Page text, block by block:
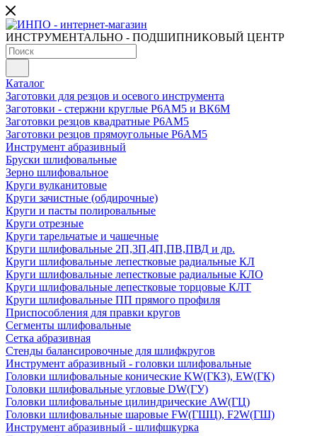
ИНСТРУМЕНТАЛЬНО - ПОДШИПНИКОВЫЙ ЦЕНТР
Каталог
Заготовки для резцов и осевого инструмента
Заготовки - стержни круглые Р6АМ5 и ВК6М
Заготовки резцов квадратные Р6АМ5
Заготовки резцов прямоугольные Р6АМ5
Инструмент абразивный
Бруски шлифовальные
Зерно шлифовальное
Круги вулканитовые
Круги зачистные (обдирочные)
Круги и пасты полировальные
Круги отрезные
Круги тарельчатые и чашечные
Круги шлифовальные 2П,3П,4П,ПВ,ПВД и др.
Круги шлифовальные лепестковые радиальные КЛ
Круги шлифовальные лепестковые радиальные КЛО
Круги шлифовальные лепестковые торцовые КЛТ
Круги шлифовальные ПП прямого профиля
Приспособления для правки кругов
Сегменты шлифовальные
Сетка абразивная
Стенды балансировочные для шлифкругов
Инструмент абразивный - головки шлифовальные
Головки шлифовальные конические KW(ГКЗ), EW(ГК)
Головки шлифовальные угловые DW(ГУ)
Головки шлифовальные цилиндрические AW(ГЦ)
Головки шлифовальные шаровые FW(ГШЦ), F2W(ГШ)
Инструмент абразивный - шлифшкурка